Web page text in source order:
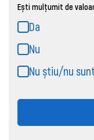
Ești mulțumit de
Da
Nu
Nu știu/nu